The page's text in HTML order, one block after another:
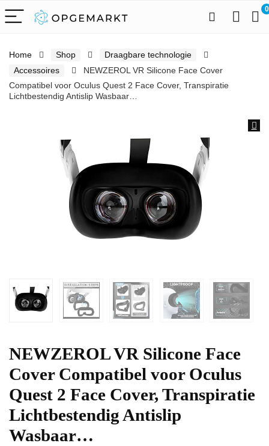
0
Home Shop
Draagbare technologie
Accessoires
NEWZEROL VR Silicone Face Cover
Compatibel voor Oculus Quest 2 Face Cover, Transpiratie
Lichtbestendig Antislip Wasbaar…
NEWZEROL VR Silicone Face
Cover Compatibel voor Oculus
Quest 2 Face Cover, Transpiratie
Lichtbestendig Antislip
Wasbaar…